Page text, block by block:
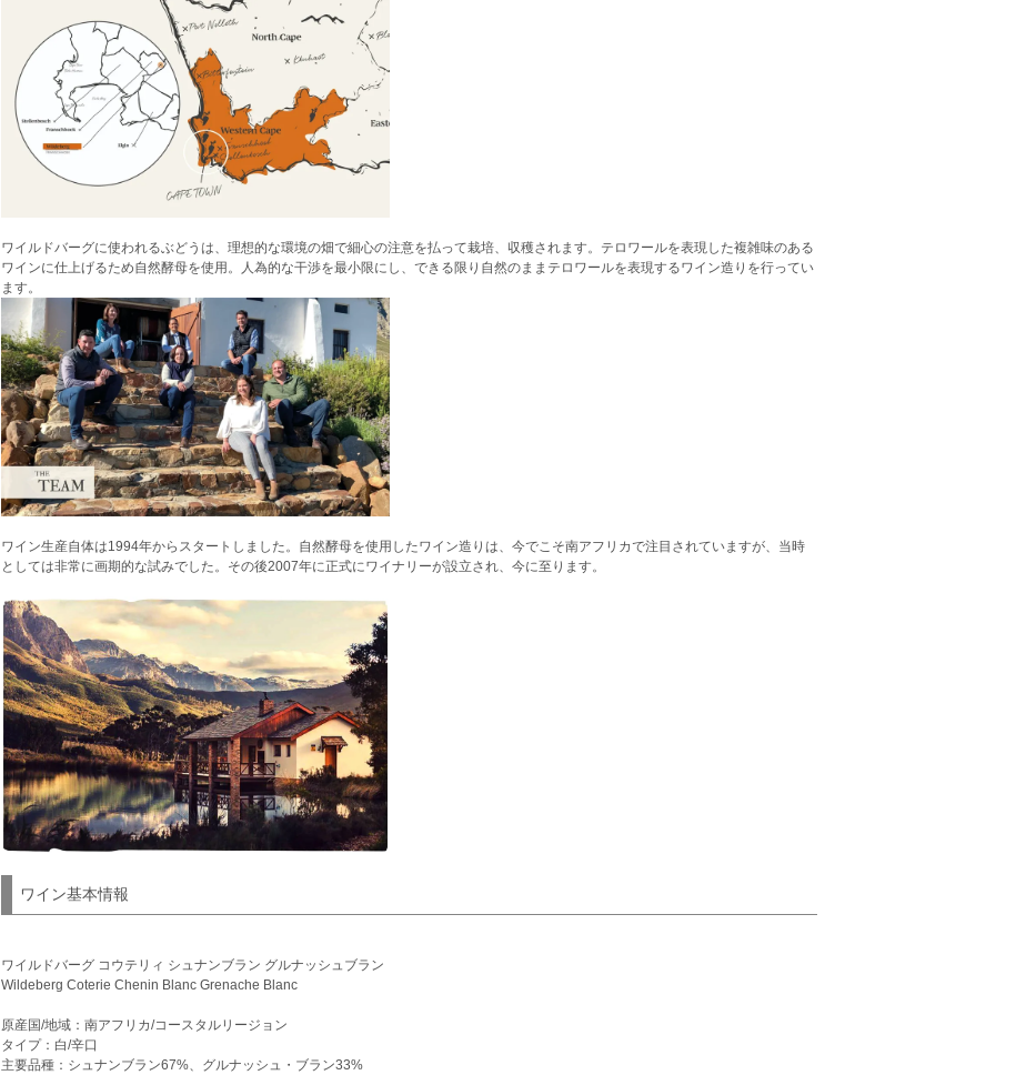
ワイルドバーグに使われるぶどうは、理想的な環境の畑で細心の注意を払って栽培、収穫されます。テロワールを表現した複雑味のある
ワインに仕上げるため自然酵母を使用。人為的な干渉を最小限にし、できる限り自然のままテロワールを表現するワイン造りを行ってい
ます。
ワイン生産自体は1994年からスタートしました。自然酵母を使用したワイン造りは、今でこそ南アフリカで注目されていますが、当時
としては非常に画期的な試みでした。その後2007年に正式にワイナリーが設立され、今に至ります。
ワイン基本情報
ワイルドバーグ コウテリィ シュナンブラン グルナッシュブラン
Wildeberg Coterie Chenin Blanc Grenache Blanc
原産国/地域：南アフリカ/コースタルリージョン
タイプ：白/辛口
主要品種：シュナンブラン67%、グルナッシュ・ブラン33%